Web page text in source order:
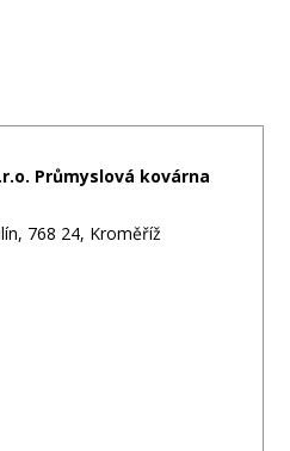
Průmyslová kovárna
768 24, Kroměříž